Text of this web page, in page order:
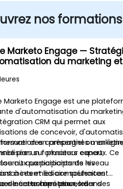
nos formations
Marketo Engage —
du marketing et
Marketo Engage est une
d'automatisation du
CRM qui permet aux
de concevoir,
des campagnes
sur plusieurs canaux. Ce
aux participants les
et les compétences
nécessaires pour créer des
en présentiel ou en
par un formateur expert,
aux participants de niveau
à intermédiaire souhaitant
leurs compétences dans
de cette formation, les